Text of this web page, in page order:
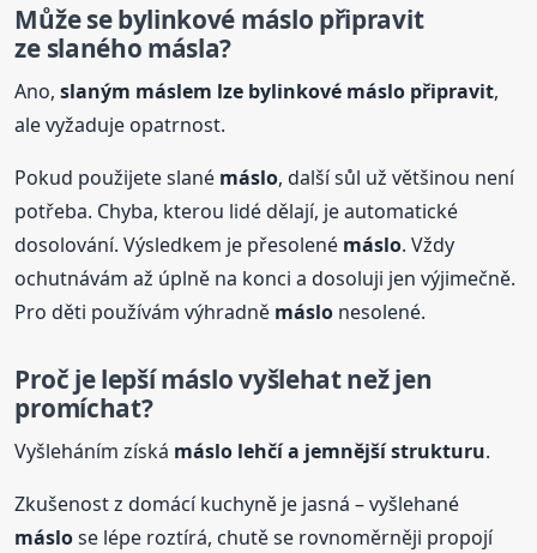
Může se bylinkové máslo připravit
ze slaného másla?
Ano,slaným máslem lze bylinkové máslo připravit,
ale vyžaduje opatrnost.
Pokud použijete slané máslo, další sůl už většinou není
potřeba. Chyba, kterou lidé dělají, je automatické
dosolování. Výsledkem je přesolené máslo. Vždy
ochutnávám až úplně na konci a dosoluji jen výjimečně.
Pro děti používám výhradně máslo nesolené.
Proč je lepšímáslovyšlehat než jen
promíchat?
Vyšleháním získá máslo lehčí a jemnější strukturu.
Zkušenost z domácí kuchyně je jasná – vyšlehané
máslose lépe roztírá, chutě se rovnoměrněji propojí